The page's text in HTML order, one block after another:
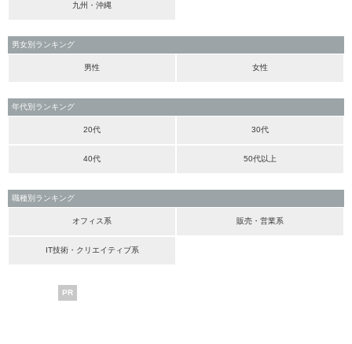
九州・沖縄
男女別ランキング
男性 女性
年代別ランキング
20代 30代
40代 50代以上
職種別ランキング
オフィス系 販売・営業系
IT技術・クリエイティブ系
PR